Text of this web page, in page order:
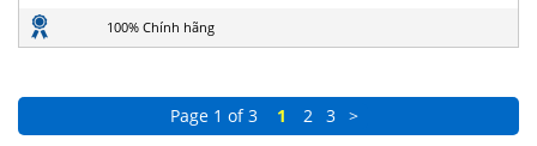
100% Chính hãng
Page 1 of 3 1 2 3 >